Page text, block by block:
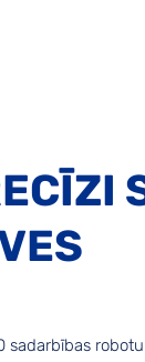
sadarbības